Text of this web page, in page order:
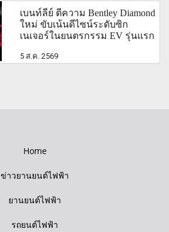
เบนท์ลีย์ ตีความ Bentley Diamond
ใหม่ ขับเน้นดีไซน์ระดับซิก
เนเจอร์ในยนตรกรรม EV รุ่นแรก
5 ส.ค. 2569
Home
ข่าวยานยนต์ไฟฟ้า
ยานยนต์ไฟฟ้า
รถยนต์ไฟฟ้า